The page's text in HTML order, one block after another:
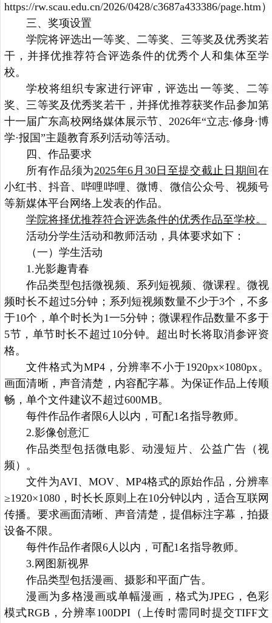
https://rw.scau.edu.cn/2026/0428/c3687a433386/page.htm）
三、奖项设置
学院将评选出一等奖、二等奖、三等奖及优秀奖若
干，并择优推荐符合评选条件的优秀个人和集体至学
校。
学校将组织专家进行评审，评选出一等奖、二等
奖、三等奖及优秀奖若干，并择优推荐获奖作品参加第
十一届广东高校网络媒体展示节、2026年“立志·修身·博
学·报国”主题教育系列活动等活动。
四、作品要求
所有作品须为2025年6月30日至提交截止日期间在
小红书、抖音、哔哩哔哩、微博、微信公众号、视频号
等新媒体平台网络上发表的作品。
学院将择优推荐符合评选条件的优秀作品至学校。
活动分学生活动和教师活动，具体要求如下：
（一）学生活动
1.光影趣青春
作品类型包括微视频、系列短视频、微课程。微视
频时长不超过5分钟；系列短视频数量不少于3个，不多
于10个，单个时长为1一5分钟；微课程作品数量不多于
5节，单节时长不超过10分钟。超出时长将取消参评资
格。
文件格式为MP4，分辨率不小于1920px×1080px。
画面清晰，声音清楚，内容配字幕。为保证作品上传顺
畅，单个文件建议不超过600MB。
每件作品作者限6人以内，可配1名指导教师。
2.影像创意汇
作品类型包括微电影、动漫短片、公益广告（视
频）。
文件为AVI、MOV、MP4格式的原始作品，分辨率
≥1920×1080，时长长原则上在10分钟以内，适合互联网
传播。要求画面清晰、声音清楚，提倡标注字幕，拍摄
设备不限。
每件作品作者限6人以内，可配1名指导教师。
3.网图新视界
作品类型包括漫画、摄影和平面广告。
漫画为多格漫画或单幅漫画，格式为JPEG，色彩
模式RGB，分辨率100DPI（上传时需同时提交TIFF文